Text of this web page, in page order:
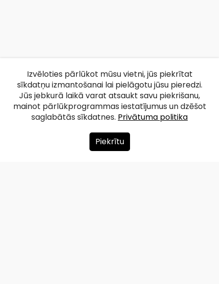
Par mums
Izvēloties pārlūkot mūsu vietni, jūs piekrītat
sīkdatņu izmantošanai lai pielāgotu jūsu pieredzi.
Jūs jebkurā laikā varat atsaukt savu piekrišanu,
mainot pārlūkprogrammas iestatījumus un dzēšot
saglabātās sīkdatnes. Privātuma politika
Piekrītu